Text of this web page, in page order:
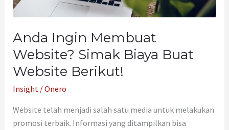
Anda Ingin Membuat
Website? Simak Biaya Buat
Website Berikut!
Insight /Onero
Website telah menjadi salah satu media untuk melakukan
promosi terbaik. Informasi yang ditampilkan bisa